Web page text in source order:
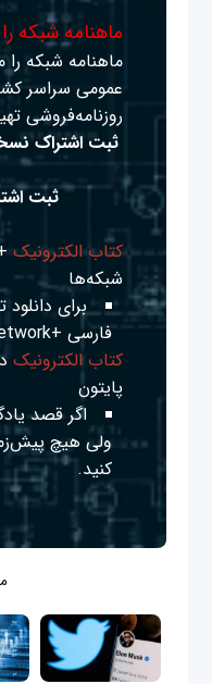
ماهنامه شبکه
ماهنامه شبکه را
عمومی سراسر
روزنامه‌فروشی
ثبت اشتراک
ثبت
کتاب الکترونیک
شبکه‌ها
برای
فارسی +Network
کتاب الکترونیک
پایتون
اگر قصد
ولی هیچ
کنید.